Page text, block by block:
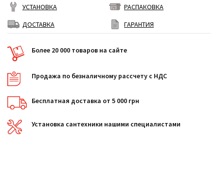
УСТАНОВКА
РАСПАКОВКА
ДОСТАВКА
ГАРАНТИЯ
Более 20 000 товаров на сайте
Продажа по безналичному рассчету с НДС
Бесплатная доставка от 5 000 грн
Установка сантехники нашими специалистами